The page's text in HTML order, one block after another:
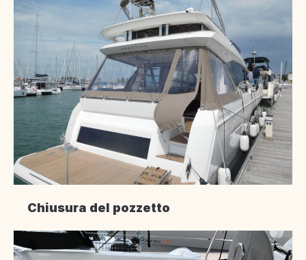
Chiusura del pozzetto